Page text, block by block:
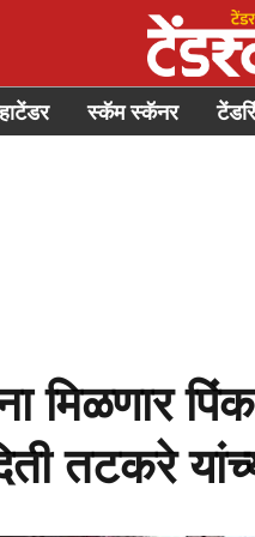
स्कॅम स्कॅनर
मिळणार पिंक
तटकरे